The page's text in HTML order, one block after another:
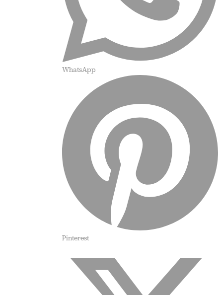
WhatsApp
Pinterest